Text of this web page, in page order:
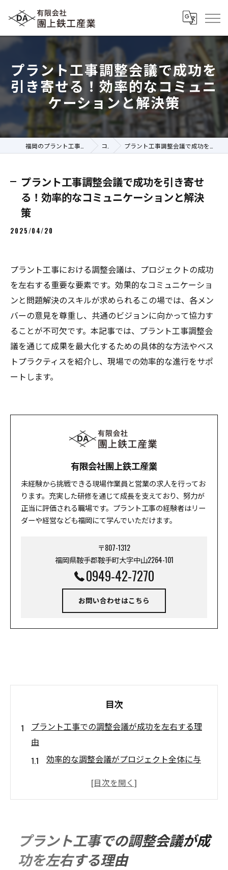
プラント工事調整会議で成功を
引き寄せる！効率的なコミュニ
ケーションと解決策
コラム プラント工事調整会議で成功を引き寄せる！効率的なコミュニケーションと解決策
プラント工事調整会議で成功を引き寄せ
る！効率的なコミュニケーションと解決
策
2025/04/20
プラント工事における調整会議は、プロジェクトの成功
を左右する重要な要素です。効果的なコミュニケーショ
ンと問題解決のスキルが求められるこの場では、各メン
バーの意見を尊重し、共通のビジョンに向かって協力す
ることが不可欠です。本記事では、プラント工事調整会
議を通じて成果を最大化するための具体的な方法やベス
トプラクティスを紹介し、現場での効率的な進行をサポ
ートします。
有限会社團上鉄工産業
未経験から挑戦できる現場作業員と営業の求人を行ってお
ります。充実した研修を通じて成長を支えており、努力が
正当に評価される職場です。プラント工事の経験者はリー
ダーや経営なども福岡にて学んでいただけます。
〒807-1312
福岡県鞍手郡鞍手町大字中山2264-101
0949-42-7270
お問い合わせはこちら
目次
プラント工事での調整会議が成功を左右する理
由
効率的な調整会議がプロジェクト全体に与
調整会議でのリーダーシップの重要性
参加者の役割と責任分担の明確化
過去の成功事例から学ぶ調整会議のポイン
プラント工事での調整会議が成
功を左右する理由